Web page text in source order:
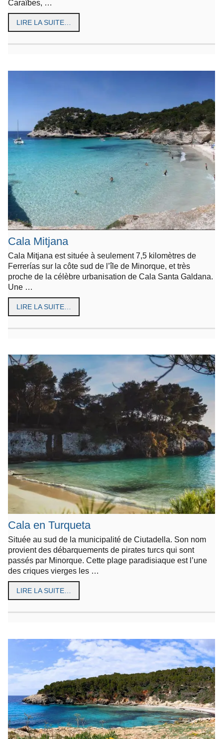
Caraïbes, …
LIRE LA SUITE…
Cala Mitjana
Cala Mitjana est située à seulement 7,5 kilomètres de
Ferrerías sur la côte sud de l’île de Minorque, et très
proche de la célèbre urbanisation de Cala Santa Galdana.
Une …
LIRE LA SUITE…
Cala en Turqueta
Située au sud de la municipalité de Ciutadella. Son nom
provient des débarquements de pirates turcs qui sont
passés par Minorque. Cette plage paradisiaque est l’une
des criques vierges les …
LIRE LA SUITE…